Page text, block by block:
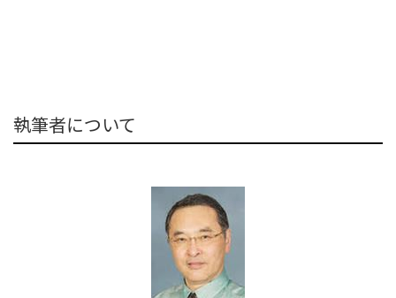
執筆者について